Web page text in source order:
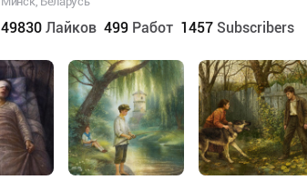
49830 Лайков 499 Работ 1457 Subscribers